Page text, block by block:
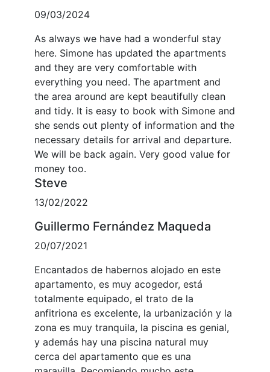
09/03/2024
As always we have had a wonderful stay
here. Simone has updated the apartments
and they are very comfortable with
everything you need. The apartment and
the area around are kept beautifully clean
and tidy. It is easy to book with Simone and
she sends out plenty of information and the
necessary details for arrival and departure.
We will be back again. Very good value for
money too.
Steve
13/02/2022
Guillermo Fernández Maqueda
20/07/2021
Encantados de habernos alojado en este
apartamento, es muy acogedor, está
totalmente equipado, el trato de la
anfitriona es excelente, la urbanización y la
zona es muy tranquila, la piscina es genial,
y además hay una piscina natural muy
cerca del apartamento que es una